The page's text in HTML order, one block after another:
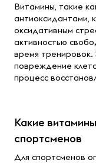
Витамины, такие
антиоксидантами,
оксидативным
активностью
время
повреждение
процесс
Какие
спортсменов
Для спортсменов